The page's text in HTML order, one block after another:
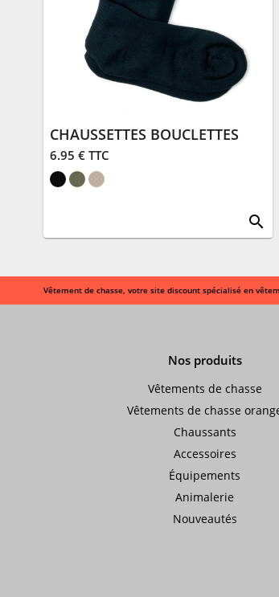
CHAUSSETTES BOUCLETTES
6.95 € TTC
search
Vêtement de chasse, votre site discount spécialisé en
Nos produits
Vêtements de chasse
Vêtements de chasse
Chaussants
Accessoires
Équipements
Animalerie
Nouveautés